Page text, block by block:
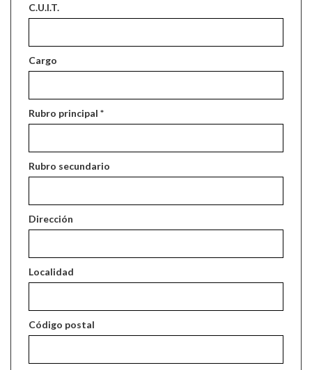
C.U.I.T.
Cargo
Rubro principal *
Rubro secundario
Dirección
Localidad
Código postal